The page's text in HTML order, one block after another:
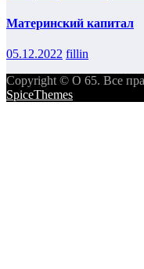
Материнский капитал
05.12.2022 fillin
Copyright © О 65. Все
SpiceThemes